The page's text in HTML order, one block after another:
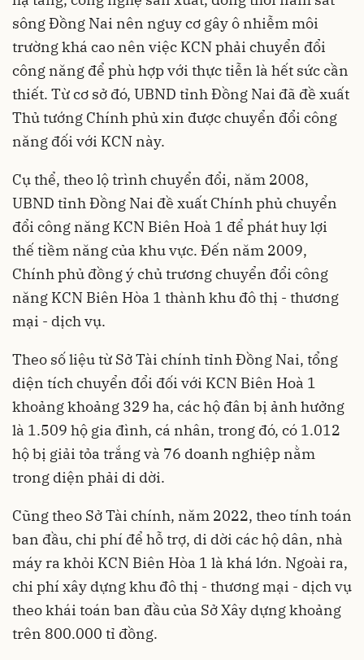
sông Đồng Nai nên nguy cơ gây ô nhiễm môi
trường khá cao nên việc KCN phải chuyển đổi
công năng để phù hợp với thực tiễn là hết sức cần
thiết. Từ cơ sở đó, UBND tỉnh Đồng Nai đã đề xuất
Thủ tướng Chính phủ xin được chuyển đổi công
năng đối với KCN này.
Cụ thể, theo lộ trình chuyển đổi, năm 2008,
UBND tỉnh Đồng Nai đề xuất Chính phủ chuyển
đổi công năng KCN Biên Hoà 1 để phát huy lợi
thế tiềm năng của khu vực. Đến năm 2009,
Chính phủ đồng ý chủ trương chuyển đổi công
năng KCN Biên Hòa 1 thành khu đô thị - thương
mại - dịch vụ.
Theo số liệu từ Sở Tài chính tỉnh Đồng Nai, tổng
diện tích chuyển đổi đối với KCN Biên Hoà 1
khoảng khoảng 329 ha, các hộ đân bị ảnh hưởng
là 1.509 hộ gia đình, cá nhân, trong đó, có 1.012
hộ bị giải tỏa trắng và 76 doanh nghiệp nằm
trong diện phải di dời.
Cũng theo Sở Tài chính, năm 2022, theo tính toán
ban đầu, chi phí để hỗ trợ, di dời các hộ dân, nhà
máy ra khỏi KCN Biên Hòa 1 là khá lớn. Ngoài ra,
chi phí xây dựng khu đô thị - thương mại - dịch vụ
theo khái toán ban đầu của Sở Xây dựng khoảng
trên 800.000 tỉ đồng.